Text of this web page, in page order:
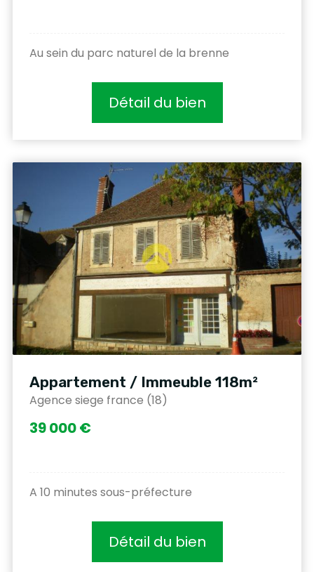
Au sein du parc naturel de la brenne
Détail du bien
Appartement / Immeuble 118m²
Agence siege france (18)
39 000 €
A 10 minutes sous-préfecture
Détail du bien